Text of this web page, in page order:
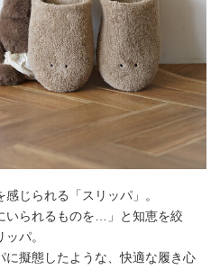
じられる「スリッパ」。
いられるものを…」と知恵を絞
パ。
に擬態したような、快適な履き心